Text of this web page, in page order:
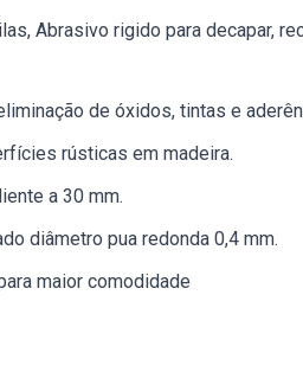
Abrasivo rigido para decapar,
de óxidos, tintas e
rústicas em madeira.
a 30 mm.
diâmetro pua redonda 0,4 mm.
maior comodidade